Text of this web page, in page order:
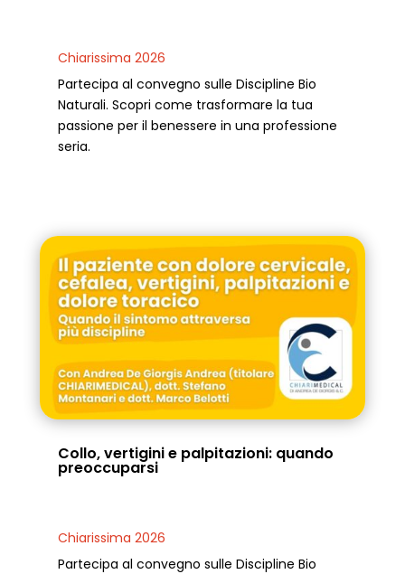
Chiarissima 2026
Partecipa al convegno sulle Discipline Bio
Naturali. Scopri come trasformare la tua
passione per il benessere in una professione
seria.
Collo, vertigini e palpitazioni: quando
preoccuparsi
Chiarissima 2026
Partecipa al convegno sulle Discipline Bio